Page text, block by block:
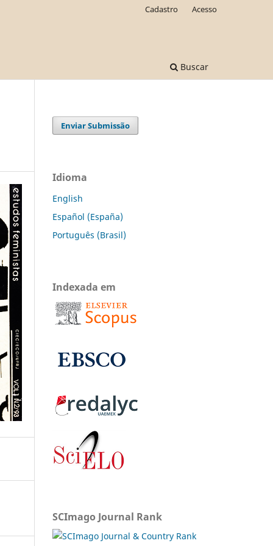
Buscar
Cadastro Acesso
Enviar Submissão
Idioma
English
Español (España)
Português (Brasil)
Indexada em
SCImago Journal Rank